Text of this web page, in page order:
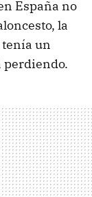
España no
la
tenía un
perdiendo.